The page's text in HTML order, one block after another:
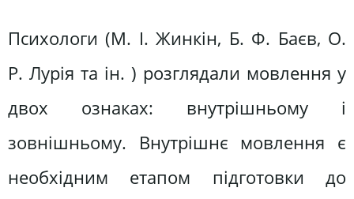
Психологи (М. І. Жинкін, Б. Ф. Баєв, О.
Р. Лурія та ін. ) розглядали мовлення у
двох ознаках: внутрішньому і
зовнішньому. Внутрішнє мовлення є
необхідним етапом підготовки до